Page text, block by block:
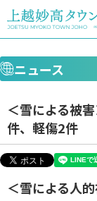
ニュース
＜雪による被
件、軽傷2件
＜雪による人